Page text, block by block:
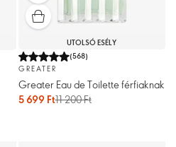
UTOLSÓ ESÉLY
(568)
GREATER
Greater Eau de Toilette férfiaknak
5 699 Ft11 200 Ft